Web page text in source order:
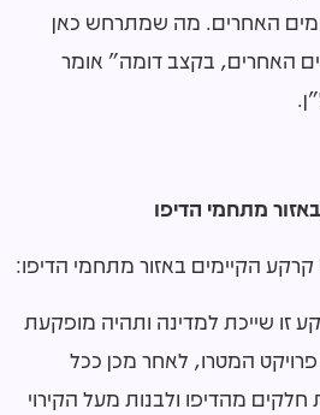
האחרים. מה שמתרחש כאן
האחרים, בקצב דומה" אומר
מתחמי הדיפו
קרקע הקיימים באזור מתחמי הדיפו:
זו שייכת למדינה ותהיה מופקעת
המטרו, לאחר מכן ככל
מהדיפו ולבנות מעל הקירוי